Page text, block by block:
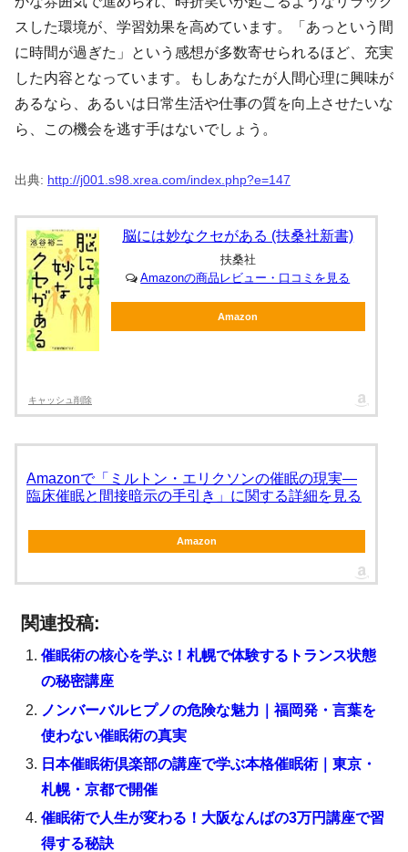
スした環境が、学習効果を高めています。「あっという間
に時間が過ぎた」という感想が多数寄せられるほど、充実
した内容となっています。もしあなたが人間心理に興味が
あるなら、あるいは日常生活や仕事の質を向上させたいな
ら、この機会を逃す手はないでしょう。
出典: http://j001.s98.xrea.com/index.php?e=147
脳には妙なクセがある (扶桑社新書)
扶桑社
Amazonの商品レビュー・口コミを見る
Amazon
キャッシュ削除
Amazonで「ミルトン・エリクソンの催眠の現実―
臨床催眠と間接暗示の手引き」に関する詳細を見る
Amazon
関連投稿:
催眠術の核心を学ぶ！札幌で体験するトランス状態
の秘密講座
ノンバーバルヒプノの危険な魅力｜福岡発・言葉を
使わない催眠術の真実
日本催眠術倶楽部の講座で学ぶ本格催眠術｜東京・
札幌・京都で開催
催眠術で人生が変わる！大阪なんばの3万円講座で習
得する秘訣